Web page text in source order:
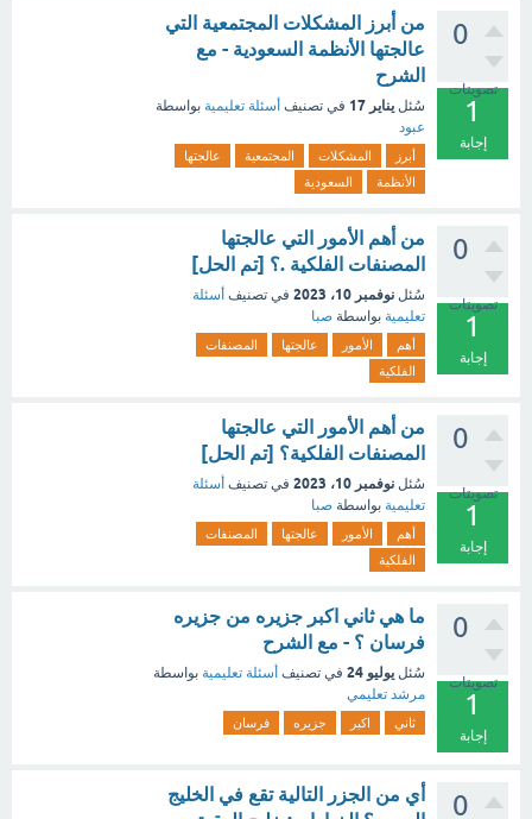
0
تصويتات
1
إجابة
من أبرز المشكلات المجتمعية التي
عالجتها الأنظمة السعودية - مع
الشرح
سُئل يناير 17 في تصنيف أسئلة تعليمية بواسطة
عبود
أبرز المشكلات المجتمعية
عالجتها
الأنظمة
السعودية
0
تصويتات
1
إجابة
من أهم الأمور التي عالجتها
المصنفات الفلكية .؟ [تم الحل]
سُئل نوفمبر 10، 2023 في تصنيف أسئلة
تعليمية بواسطة صبا
أهم الأمور عالجتها
المصنفات
الفلكية
0
تصويتات
1
إجابة
من أهم الأمور التي عالجتها
المصنفات الفلكية؟ [تم الحل]
سُئل نوفمبر 10، 2023 في تصنيف أسئلة
تعليمية بواسطة صبا
أهم الأمور عالجتها
المصنفات
الفلكية
0
تصويتات
1
إجابة
ما هي ثاني اكبر جزيره من جزيره
فرسان ؟ - مع الشرح
سُئل يوليو 24 في تصنيف أسئلة تعليمية بواسطة
مرشد تعليمي
ثاني اكبر جزيره فرسان
0
أي من الجزر التالية تقع في الخليج